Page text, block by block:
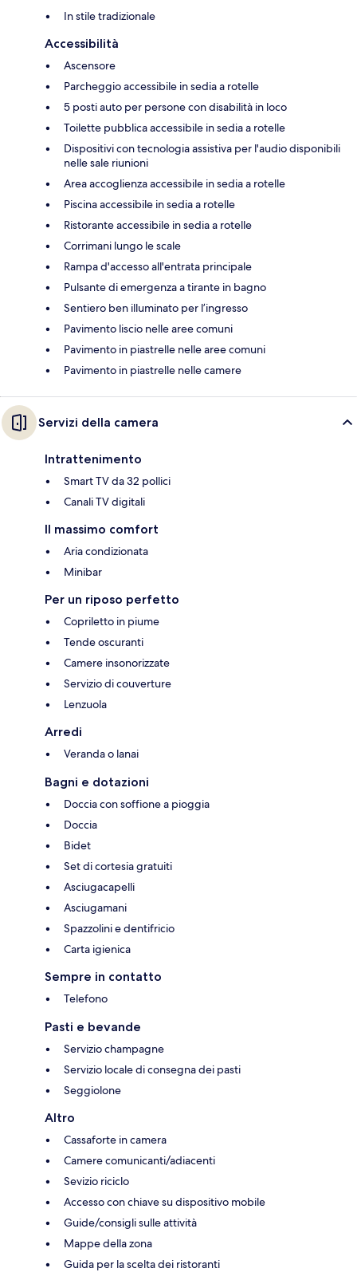
In stile tradizionale
Accessibilità
Ascensore
Parcheggio accessibile in sedia a rotelle
5 posti auto per persone con disabilità in loco
Toilette pubblica accessibile in sedia a rotelle
Dispositivi con tecnologia assistiva per l'audio disponibili
nelle sale riunioni
Area accoglienza accessibile in sedia a rotelle
Piscina accessibile in sedia a rotelle
Ristorante accessibile in sedia a rotelle
Corrimani lungo le scale
Rampa d'accesso all'entrata principale
Pulsante di emergenza a tirante in bagno
Sentiero ben illuminato per l’ingresso
Pavimento liscio nelle aree comuni
Pavimento in piastrelle nelle aree comuni
Pavimento in piastrelle nelle camere
Servizi della camera
Intrattenimento
Smart TV da 32 pollici
Canali TV digitali
Il massimo comfort
Aria condizionata
Minibar
Per un riposo perfetto
Copriletto in piume
Tende oscuranti
Camere insonorizzate
Servizio di couverture
Lenzuola
Arredi
Veranda o lanai
Bagni e dotazioni
Doccia con soffione a pioggia
Doccia
Bidet
Set di cortesia gratuiti
Asciugacapelli
Asciugamani
Spazzolini e dentifricio
Carta igienica
Sempre in contatto
Telefono
Pasti e bevande
Servizio champagne
Servizio locale di consegna dei pasti
Seggiolone
Altro
Cassaforte in camera
Camere comunicanti/adiacenti
Sevizio riciclo
Accesso con chiave su dispositivo mobile
Guide/consigli sulle attività
Mappe della zona
Guida per la scelta dei ristoranti